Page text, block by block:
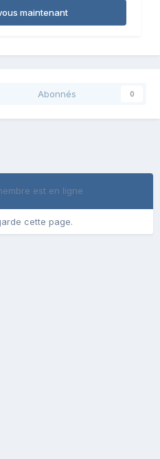
maintenant
Abonnés 0
est en ligne
cette page.